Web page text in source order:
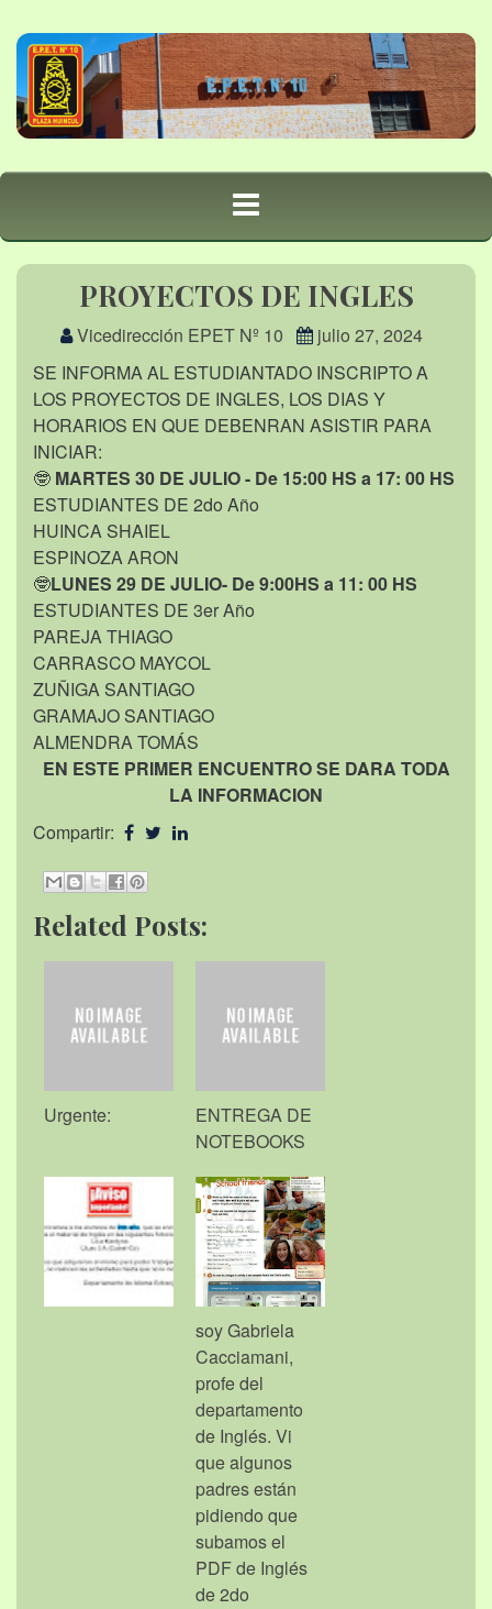
PROYECTOS DE INGLES
Vicedirección EPET Nº 10
julio 27, 2024
SE INFORMA AL ESTUDIANTADO INSCRIPTO A
LOS PROYECTOS DE INGLES, LOS DIAS Y
HORARIOS EN QUE DEBENRAN ASISTIR PARA
INICIAR:
🤓 MARTES 30 DE JULIO - De 15:00 HS a 17: 00 HS
ESTUDIANTES DE 2do Año
HUINCA SHAIEL
ESPINOZA ARON
🤓LUNES 29 DE JULIO- De 9:00HS a 11: 00 HS
ESTUDIANTES DE 3er Año
PAREJA THIAGO
CARRASCO MAYCOL
ZUÑIGA SANTIAGO
GRAMAJO SANTIAGO
ALMENDRA TOMÁS
EN ESTE PRIMER ENCUENTRO SE DARA TODA
LA INFORMACION
Compartir:
Related Posts:
Urgente:
ENTREGA DE
NOTEBOOKS
soy Gabriela
Cacciamani,
profe del
departamento
de Inglés. Vi
que algunos
padres están
pidiendo que
subamos el
PDF de Inglés
de 2do